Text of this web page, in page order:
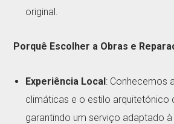
original.
Porquê Escolher a Obras e
Experiência Local: Conhecemos
climáticas e o estilo arquitetónico
garantindo um serviço adaptado à